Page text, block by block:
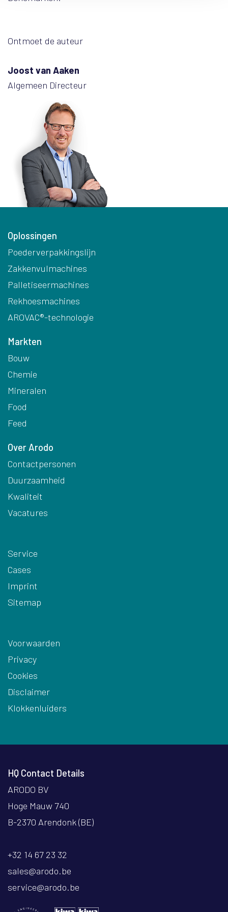
Ontmoet de auteur
Joost van Aaken
Algemeen Directeur
Oplossingen
Poederverpakkingslijn
Zakkenvulmachines
Palletiseermachines
Rekhoesmachines
AROVAC®-technologie
Markten
Bouw
Chemie
Mineralen
Food
Feed
Over Arodo
Contactpersonen
Duurzaamheid
Kwaliteit
Vacatures
Service
Cases
Imprint
Sitemap
Voorwaarden
Privacy
Cookies
Disclaimer
Klokkenluiders
HQ Contact Details
ARODO BV
Hoge Mauw 740
B-2370 Arendonk (BE)
+32 14 67 23 32
sales@arodo.be
service@arodo.be